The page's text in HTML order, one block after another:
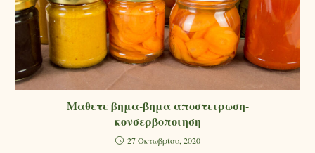
Μαθετε βημα-βημα αποστειρωση-
κονσερβοποιηση
27 Οκτωβρίου, 2020